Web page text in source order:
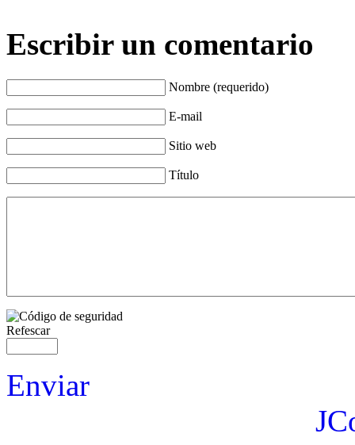
Escribir un comentario
Nombre (requerido)
E-mail
Sitio web
Título
Refescar
Enviar